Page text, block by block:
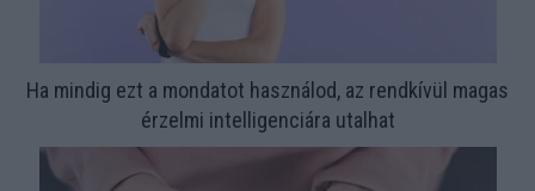
Ha mindig ezt a mondatot használod, az rendkívül magas
érzelmi intelligenciára utalhat